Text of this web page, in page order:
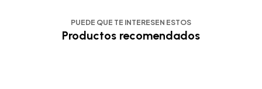
PUEDE QUE TE INTERESEN ESTOS
Productos recomendados